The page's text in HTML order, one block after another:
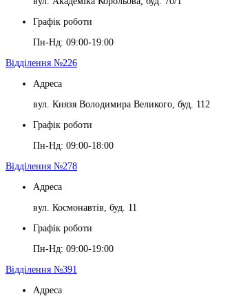
Графік роботи
Пн-Нд: 09:00-19:00
Відділення №226
Адреса
вул. Князя Володимира Великого, буд. 112
Графік роботи
Пн-Нд: 09:00-18:00
Відділення №278
Адреса
вул. Космонавтів, буд. 11
Графік роботи
Пн-Нд: 09:00-19:00
Відділення №391
Адреса